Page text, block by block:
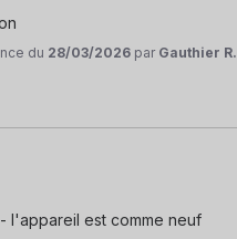
du 28/03/2026 par Gauthier R.
l'appareil est comme neuf